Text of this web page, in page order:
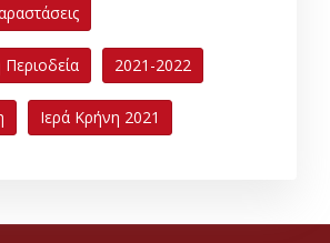
Περιοδεία 2021-2022
Ιερά Κρήνη 2021